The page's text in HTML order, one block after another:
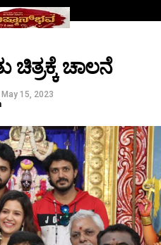
ಚಿತ್ರಕ್ಕೆ ಚಾಲನೆ
May 15, 2023